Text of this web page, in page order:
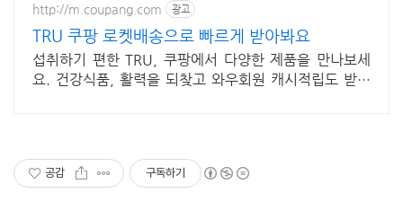
http://m.coupang.com 광고
TRU 쿠팡 로켓배송으로 빠르게 받아봐요
섭취하기 편한 TRU, 쿠팡에서 다양한 제품을 만나보세
요. 건강식품, 활력을 되찾고 와우회원 캐시적립도 받으
공감 구독하기